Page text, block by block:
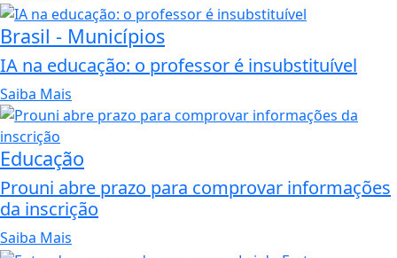
Brasil - Municípios
IA na educação: o professor é insubstituível
Saiba Mais
Educação
Prouni abre prazo para comprovar informações
da inscrição
Saiba Mais